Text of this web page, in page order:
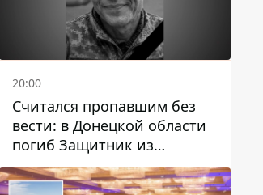
20:00
Считался пропавшим без
вести: в Донецкой области
погиб Защитник из
Каменского Антон
Красовский